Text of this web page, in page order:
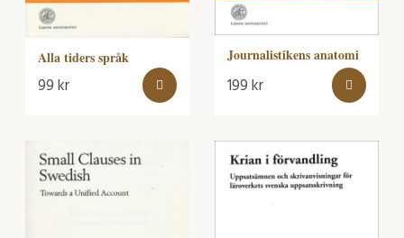
Alla tiders språk
99kr
Journalistikens anatomi
199kr